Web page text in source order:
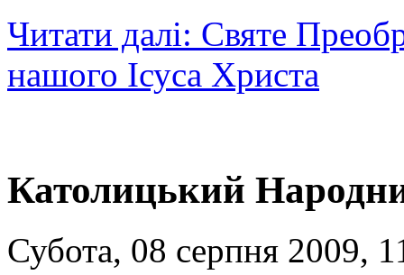
Читати далі: Святе
нашого Ісуса Христа
Католицький
Субота, 08 серпня 2009,